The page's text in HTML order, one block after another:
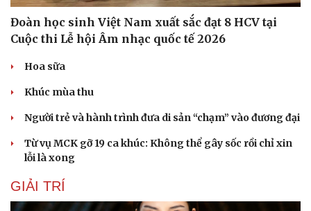
Đoàn học sinh Việt Nam xuất sắc đạt 8 HCV tại
Cuộc thi Lễ hội Âm nhạc quốc tế 2026
Hoa sữa
Khúc mùa thu
Người trẻ và hành trình đưa di sản “chạm” vào đương đại
Từ vụ MCK gỡ 19 ca khúc: Không thể gây sốc rồi chỉ xin
lỗi là xong
GIẢI TRÍ